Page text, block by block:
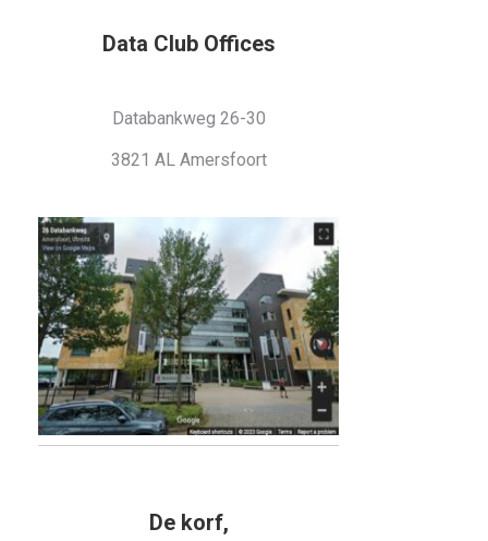
Data Club Offices
Databankweg 26-30
3821 AL Amersfoort
De korf,